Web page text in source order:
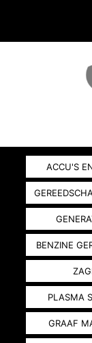
ACCU'S
BENZINE
PLASMA
GRAAF